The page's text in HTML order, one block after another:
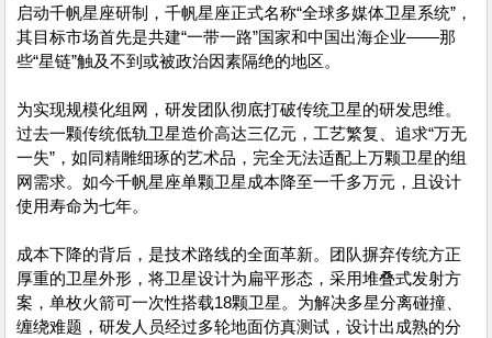
启动千帆星座研制，千帆星座正式名称“全球多媒体卫星系统”，
其目标市场首先是共建“一带一路”国家和中国出海企业——那
些“星链”触及不到或被政治因素隔绝的地区。
为实现规模化组网，研发团队彻底打破传统卫星的研发思维。
过去一颗传统低轨卫星造价高达三亿元，工艺繁复、追求“万无
一失”，如同精雕细琢的艺术品，完全无法适配上万颗卫星的组
网需求。如今千帆星座单颗卫星成本降至一千多万元，且设计
使用寿命为七年。
成本下降的背后，是技术路线的全面革新。团队摒弃传统方正
厚重的卫星外形，将卫星设计为扁平形态，采用堆叠式发射方
案，单枚火箭可一次性搭载18颗卫星。为解决多星分离碰撞、
缠绕难题，研发人员经过多轮地面仿真测试，设计出成熟的分